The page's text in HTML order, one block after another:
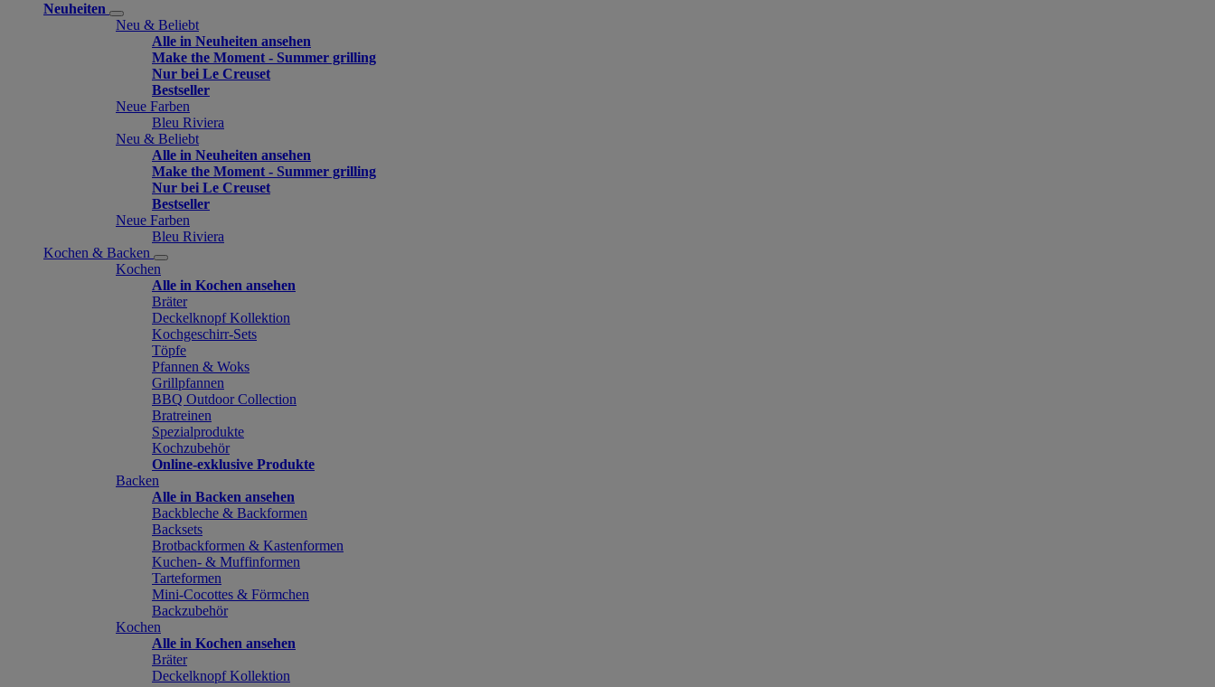
Neuheiten
Neu & Beliebt
Alle in Neuheiten ansehen
Make the Moment - Summer grilling
Nur bei Le Creuset
Bestseller
Neue Farben
Bleu Riviera
Neu & Beliebt
Alle in Neuheiten ansehen
Make the Moment - Summer grilling
Nur bei Le Creuset
Bestseller
Neue Farben
Bleu Riviera
Kochen & Backen
Kochen
Alle in Kochen ansehen
Bräter
Deckelknopf Kollektion
Kochgeschirr-Sets
Töpfe
Pfannen & Woks
Grillpfannen
BBQ Outdoor Collection
Bratreinen
Spezialprodukte
Kochzubehör
Online-exklusive Produkte
Backen
Alle in Backen ansehen
Backbleche & Backformen
Backsets
Brotbackformen & Kastenformen
Kuchen- & Muffinformen
Tarteformen
Mini-Cocottes & Förmchen
Backzubehör
Kochen
Alle in Kochen ansehen
Bräter
Deckelknopf Kollektion